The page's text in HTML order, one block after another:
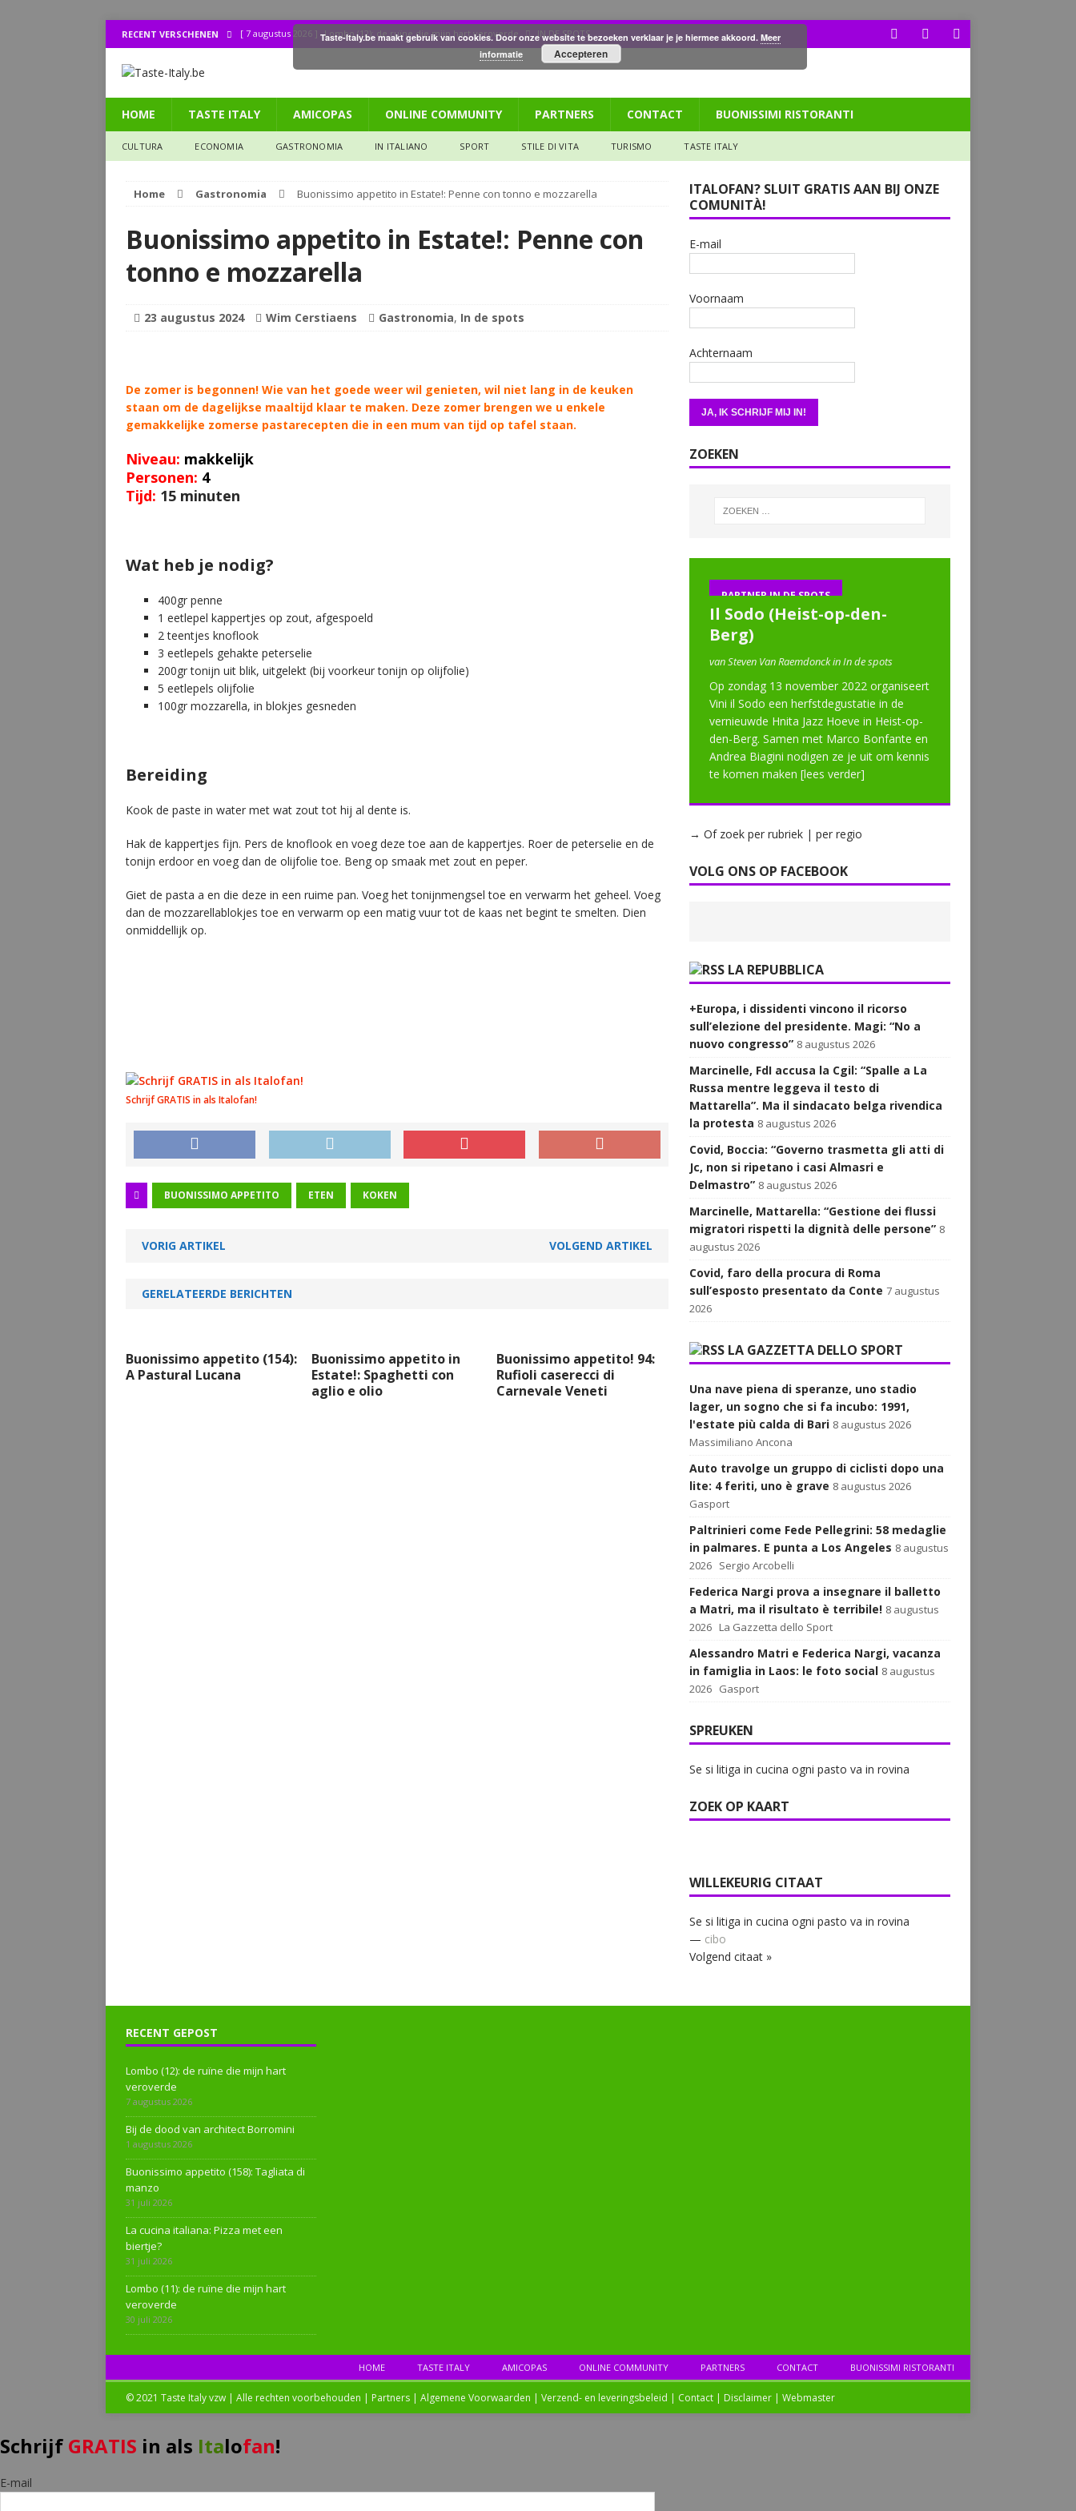
RECENT VERSCHENEN [ 7 augustus 2026 ] Lombo (12): de ruïne die mijn hart veroverde IN DE SPOTS
Bij de dood van architect Borromini CULTURA
[ 31 juli 2026 ] La cucina italiana: Pizza met een biertje? GASTRONOMIA
[ 30 juli 2026 ] Lombo (11): de ruïne die mijn hart veroverde IN DE SPOTS
HOME TASTE ITALY AMICOPAS ONLINE COMMUNITY PARTNERS CONTACT BUONISSIMI RISTORANTI
CULTURA ECONOMIA GASTRONOMIA IN ITALIANO SPORT STILE DI VITA TURISMO TASTE ITALY
Home Gastronomia Buonissimo appetito in Estate!: Penne con tonno e mozzarella
Buonissimo appetito in Estate!: Penne con
tonno e mozzarella
23 augustus 2024 Wim Cerstiaens Gastronomia, In de spots
De zomer is begonnen! Wie van het goede weer wil genieten, wil niet lang in de keuken
staan om de dagelijkse maaltijd klaar te maken. Deze zomer brengen we u enkele
gemakkelijke zomerse pastarecepten die in een mum van tijd op tafel staan.
Niveau: makkelijk
Personen: 4
Tijd: 15 minuten
Wat heb je nodig?
400gr penne
1 eetlepel kappertjes op zout, afgespoeld
2 teentjes knoflook
3 eetlepels gehakte peterselie
200gr tonijn uit blik, uitgelekt (bij voorkeur tonijn op olijfolie)
5 eetlepels olijfolie
100gr mozzarella, in blokjes gesneden
Bereiding
Kook de paste in water met wat zout tot hij al dente is.
Hak de kappertjes fijn. Pers de knoflook en voeg deze toe aan de kappertjes. Roer de peterselie en de
tonijn erdoor en voeg dan de olijfolie toe. Beng op smaak met zout en peper.
Giet de pasta a en die deze in een ruime pan. Voeg het tonijnmengsel toe en verwarm het geheel. Voeg
dan de mozzarellablokjes toe en verwarm op een matig vuur tot de kaas net begint te smelten. Dien
onmiddellijk op.
Schrijf GRATIS in als Italofan!
BUONISSIMO APPETITO ETEN KOKEN
VORIG ARTIKEL VOLGEND ARTIKEL
GERELATEERDE BERICHTEN
Buonissimo appetito (154):
A Pastural Lucana
Buonissimo appetito in
Estate!: Spaghetti con
aglio e olio
Buonissimo appetito! 94:
Rufioli caserecci di
Carnevale Veneti
ITALOFAN? SLUIT GRATIS AAN BIJ ONZE
COMUNITÀ!
E-mail
Voornaam
Achternaam
ZOEKEN
PARTNER IN DE SPOTS
Il Sodo (Heist-op-den-
Berg)
van Steven Van Raemdonck in In de spots
Op zondag 13 november 2022 organiseert
Vini il Sodo een herfstdegustatie in de
vernieuwde Hnita Jazz Hoeve in Heist-op-
den-Berg. Samen met Marco Bonfante en
Andrea Biagini nodigen ze je uit om kennis
te komen maken [lees verder]
→ Of zoek per rubriek | per regio
VOLG ONS OP FACEBOOK
LA REPUBBLICA
+Europa, i dissidenti vincono il ricorso
sull’elezione del presidente. Magi: “No a
nuovo congresso” 8 augustus 2026
Marcinelle, FdI accusa la Cgil: “Spalle a La
Russa mentre leggeva il testo di
Mattarella”. Ma il sindacato belga rivendica
la protesta 8 augustus 2026
Covid, Boccia: “Governo trasmetta gli atti di
Jc, non si ripetano i casi Almasri e
Delmastro” 8 augustus 2026
Marcinelle, Mattarella: “Gestione dei flussi
migratori rispetti la dignità delle persone” 8
augustus 2026
Covid, faro della procura di Roma
sull’esposto presentato da Conte 7 augustus
2026
LA GAZZETTA DELLO SPORT
Una nave piena di speranze, uno stadio
lager, un sogno che si fa incubo: 1991,
l'estate più calda di Bari 8 augustus 2026
Massimiliano Ancona
Auto travolge un gruppo di ciclisti dopo una
lite: 4 feriti, uno è grave 8 augustus 2026
Gasport
Paltrinieri come Fede Pellegrini: 58 medaglie
in palmares. E punta a Los Angeles 8 augustus
2026 Sergio Arcobelli
Federica Nargi prova a insegnare il balletto
a Matri, ma il risultato è terribile! 8 augustus
2026 La Gazzetta dello Sport
Alessandro Matri e Federica Nargi, vacanza
in famiglia in Laos: le foto social 8 augustus
2026 Gasport
SPREUKEN
Se si litiga in cucina ogni pasto va in rovina
ZOEK OP KAART
WILLEKEURIG CITAAT
Se si litiga in cucina ogni pasto va in rovina
— cibo
Volgend citaat »
RECENT GEPOST
Lombo (12): de ruïne die mijn hart
veroverde
7 augustus 2026
Bij de dood van architect Borromini
1 augustus 2026
Buonissimo appetito (158): Tagliata di
manzo
31 juli 2026
La cucina italiana: Pizza met een
biertje?
31 juli 2026
Lombo (11): de ruïne die mijn hart
veroverde
30 juli 2026
HOME TASTE ITALY AMICOPAS ONLINE COMMUNITY PARTNERS CONTACT BUONISSIMI RISTORANTI
© 2021 Taste Italy vzw | Alle rechten voorbehouden | Partners | Algemene Voorwaarden | Verzend- en leveringsbeleid | Contact | Disclaimer | Webmaster
Schrijf GRATIS in als Italofan!
E-mail
Taste-Italy.be maakt gebruik van cookies. Door onze website te bezoeken verklaar je je hiermee akkoord. Meer
informatie
Accepteren